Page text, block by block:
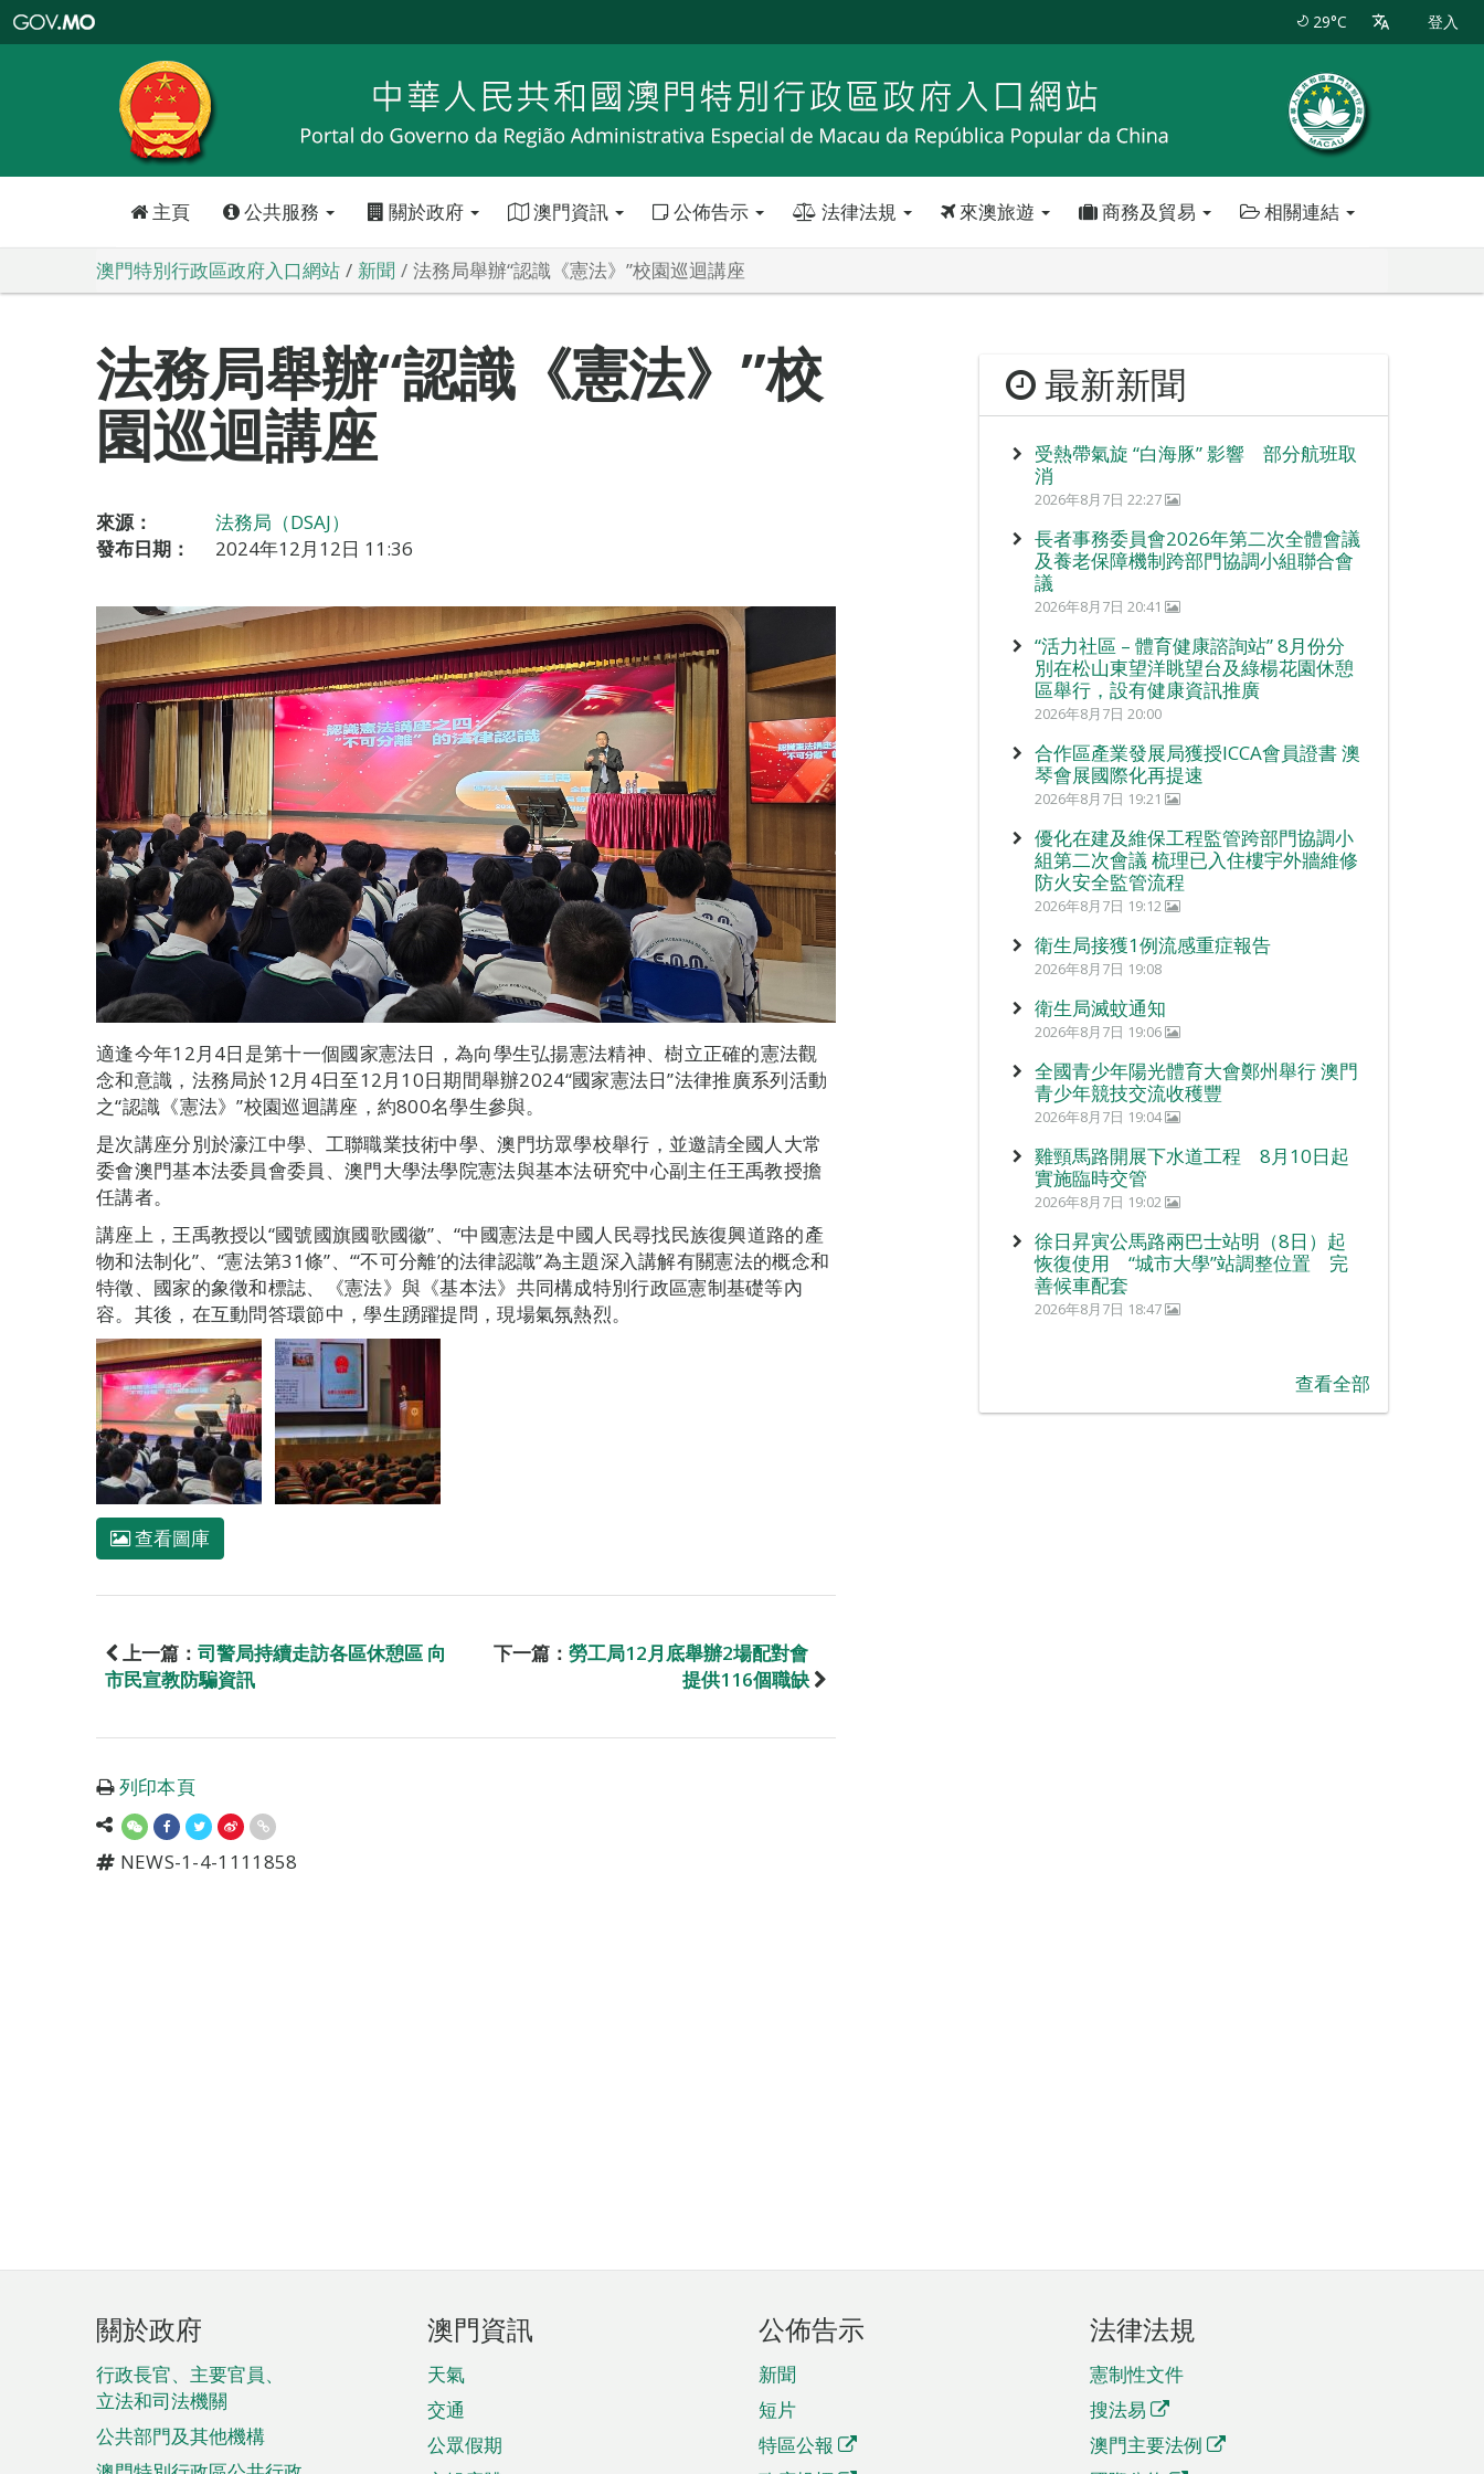
特
政
區
政
口
29°C 登入
主頁 公共服務 關於政府 澳門資訊 公佈告示 法律法規 來澳旅遊 商務及貿易 相關連結
澳門特別行政區政府入口網站 新聞 法務局舉辦“認識《憲法》”校園巡迴講座
法務局舉辦“認識《憲法》”校
園巡迴講座
來源：
法務局（DSAJ）
發布日期：
2024年12月12日 11:36
適逢今年12月4日是第十一個國家憲法日，為向學生弘揚憲法精神、樹立正確的憲法觀
念和意識，法務局於12月4日至12月10日期間舉辦2024“國家憲法日”法律推廣系列活動
之“認識《憲法》”校園巡迴講座，約800名學生參與。
是次講座分別於濠江中學、工聯職業技術中學、澳門坊眾學校舉行，並邀請全國人大常
委會澳門基本法委員會委員、澳門大學法學院憲法與基本法研究中心副主任王禹教授擔
任講者。
講座上，王禹教授以“國號國旗國歌國徽”、“中國憲法是中國人民尋找民族復興道路的產
物和法制化”、“憲法第31條”、“‘不可分離’的法律認識”為主題深入講解有關憲法的概念和
特徵、國家的象徵和標誌、《憲法》與《基本法》共同構成特別行政區憲制基礎等內
容。其後，在互動問答環節中，學生踴躍提問，現場氣氛熱烈。
查看圖庫
上一篇： 司警局持續走訪各區休憩區 向
市民宣教防騙資訊
下一篇： 勞工局12月底舉辦2場配對會
提供116個職缺
列印本頁
NEWS-1-4-1111858
最新新聞
受熱帶氣旋 “白海豚” 影響 部分航班取
消
2026年8月7日 22:27
長者事務委員會2026年第二次全體會議
及養老保障機制跨部門協調小組聯合會
議
2026年8月7日 20:41
“活力社區 – 體育健康諮詢站” 8月份分
別在松山東望洋眺望台及綠楊花園休憩
區舉行，設有健康資訊推廣
2026年8月7日 20:00
合作區產業發展局獲授ICCA會員證書 澳
琴會展國際化再提速
2026年8月7日 19:21
優化在建及維保工程監管跨部門協調小
組第二次會議 梳理已入住樓宇外牆維修
防火安全監管流程
2026年8月7日 19:12
衛生局接獲1例流感重症報告
2026年8月7日 19:08
衛生局滅蚊通知
2026年8月7日 19:06
全國青少年陽光體育大會鄭州舉行 澳門
青少年競技交流收穫豐
2026年8月7日 19:04
雞頸馬路開展下水道工程 8月10日起
實施臨時交管
2026年8月7日 19:02
徐日昇寅公馬路兩巴士站明（8日）起
恢復使用 “城市大學”站調整位置 完
善候車配套
2026年8月7日 18:47
查看全部
頁
腳
菜
單
關於政府
行政長官、主要官員、
立法和司法機關
公共部門及其他機構
澳門資訊
天氣
交通
公眾假期
公佈告示
新聞
短片
特區公報
法律法規
憲制性文件
搜法易
澳門主要法例